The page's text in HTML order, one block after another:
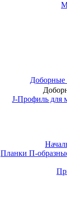
Доборные
J-Профиль для
Планки П-